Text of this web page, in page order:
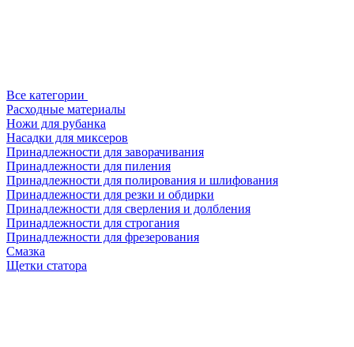
Все категории
Расходные материалы
Ножи для рубанка
Насадки для миксеров
Принадлежности для заворачивания
Принадлежности для пиления
Принадлежности для полирования и шлифования
Принадлежности для резки и обдирки
Принадлежности для сверления и долбления
Принадлежности для строгания
Принадлежности для фрезерования
Смазка
Щетки статора